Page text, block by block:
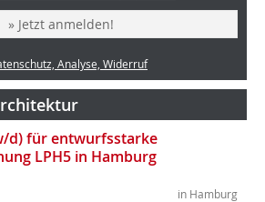
» Jetzt anmelden!
Analyse, Widerruf
d) für entwurfsstarke
LPH5 in Hamburg
in Hamburg